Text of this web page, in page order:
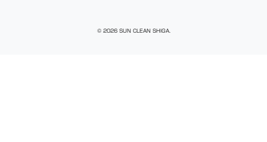
© 2026 SUN CLEAN SHIGA.